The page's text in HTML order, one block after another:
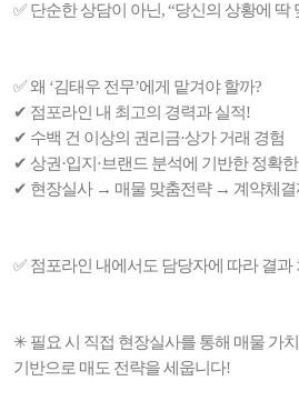
✅ 단순한 상담이 아닌, “당신의 상황에 딱
✅ 왜 ‘김태우 전무’에게 맡겨야 할까?
✔ 점포라인 내 최고의 경력과 실적!
✔ 수백 건 이상의 권리금·상가 거래 경험
✔ 상권·입지·브랜드 분석에 기반한 정확
✔ 현장실사 → 매물 맞춤전략 → 계약체결
✅ 점포라인 내에서도 담당자에 따라 결과
✳ 필요 시 직접 현장실사를 통해 매물 가
기반으로 매도 전략을 세웁니다!